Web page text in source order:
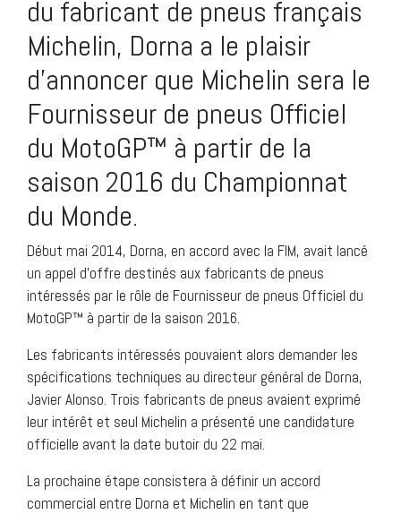
du fabricant de pneus français
Michelin, Dorna a le plaisir
d’annoncer que Michelin sera le
Fournisseur de pneus Officiel
du MotoGP™ à partir de la
saison 2016 du Championnat
du Monde.
Début mai 2014, Dorna, en accord avec la FIM, avait lancé
un appel d’offre destinés aux fabricants de pneus
intéressés par le rôle de Fournisseur de pneus Officiel du
MotoGP™ à partir de la saison 2016.
Les fabricants intéressés pouvaient alors demander les
spécifications techniques au directeur général de Dorna,
Javier Alonso. Trois fabricants de pneus avaient exprimé
leur intérêt et seul Michelin a présenté une candidature
officielle avant la date butoir du 22 mai.
La prochaine étape consistera à définir un accord
commercial entre Dorna et Michelin en tant que